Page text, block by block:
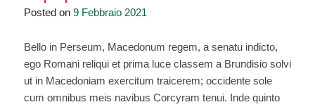
“Ascanio
e
la
fondazione
Posted on 9 Febbraio 2021
Bello in Perseum, Macedonum regem, a senatu indicto,
ego Romani reliqui et prima luce classem a Brundisio solvi
ut in Macedoniam exercitum traicerem; occidente sole
cum omnibus meis navibus Corcyram tenui. Inde quinto